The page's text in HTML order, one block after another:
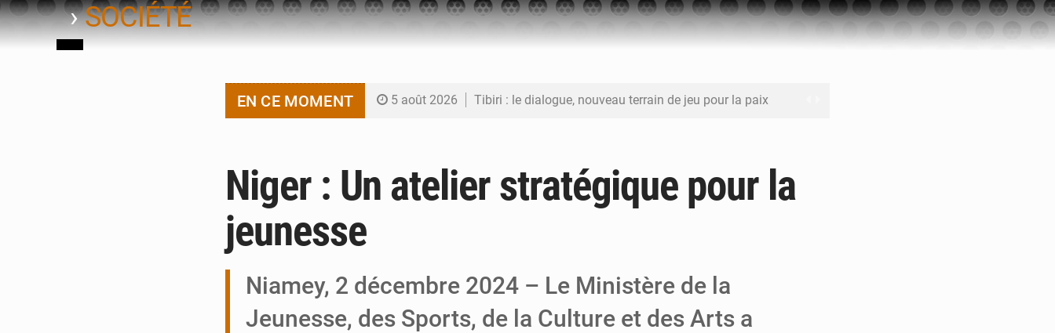
›SOCIÉTÉ
EN CE MOMENT 5 août 2026 Tibiri : le dialogue, nouveau terrain de jeu pour la paix
5 août 2026 Niger : Abdoulaye Seydou en visite à la MCC de Malbaza
4 août 2026 Niamey : Mohamed Toumba enchaîne les audiences
Niger : Un atelier stratégique pour la
jeunesse
Niamey, 2 décembre 2024 – Le Ministère de la
Jeunesse, des Sports, de la Culture et des Arts a